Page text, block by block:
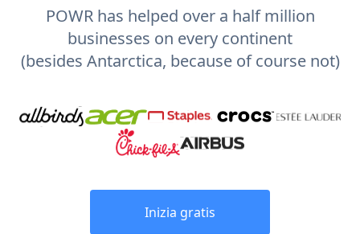
POWR has helped over a half million
businesses on every continent
(besides Antarctica, because of course not)
Inizia gratis